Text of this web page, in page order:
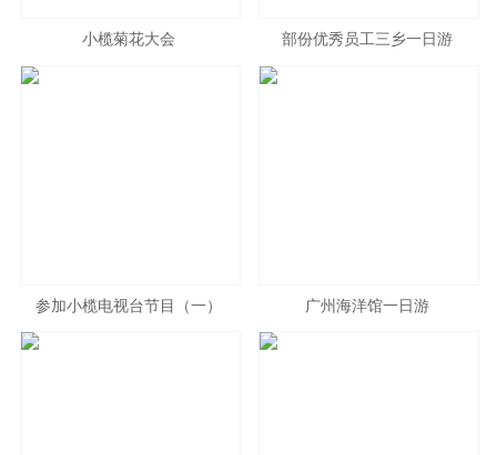
小榄菊花大会 部份优秀员工三乡一日游
参加小榄电视台节目（一） 广州海洋馆一日游